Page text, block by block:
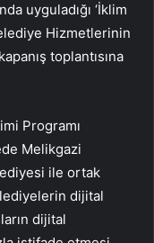
uyguladığı ‘İklim
Hizmetlerinin
toplantısına
Programı
Melikgazi
ile ortak
dijital
dijital